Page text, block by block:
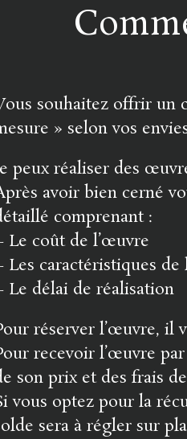
souhaitez offrir un
» selon vos
peux réaliser des
avoir bien cerné
comprenant :
Le coût de l’œuvre
Les caractéristiques
Le délai de réalisation
réserver l’œuvre, il
recevoir l’œuvre
son prix et des frais
vous optez pour la
sera à régler sur